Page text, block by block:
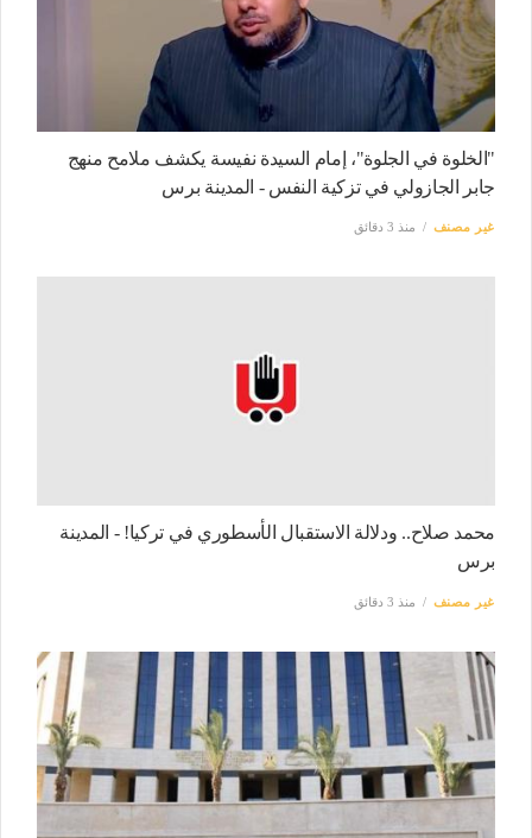
"الخلوة في الجلوة"، إمام السيدة نفيسة يكشف ملامح منهج
جابر الجازولي في تزكية النفس - المدينة برس
غير مصنف منذ 3 دقائق
محمد صلاح.. ودلالة الاستقبال الأسطوري في تركيا! - المدينة
برس
غير مصنف منذ 3 دقائق